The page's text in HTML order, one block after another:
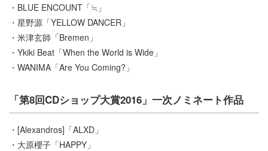
・BLUE ENCOUNT「≒」
・星野源「YELLOW DANCER」
・米津玄師「Bremen」
・Ykiki Beat「When the World is Wide」
・WANIMA「Are You Coming?」
「第8回CDショップ大賞2016」一次ノミネート作品
・[Alexandros]「ALXD」
・大原櫻子「HAPPY」